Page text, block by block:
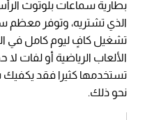
الذي تشتريه، وتوفر معظم
تشغيل كافٍ ليوم كامل في
الألعاب الرياضية أو لفات
تستخدمها كثيرا فقد
نحو ذلك.